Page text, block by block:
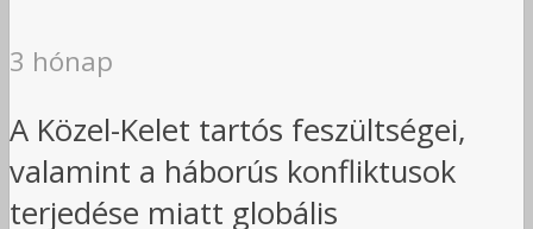
3 hónap
A Közel-Kelet tartós feszültségei,
valamint a háborús konfliktusok
terjedése miatt globális